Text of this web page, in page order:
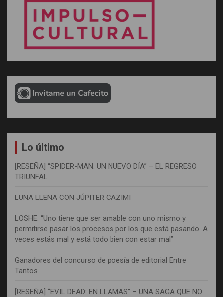
Lo último
[RESEÑA] “SPIDER-MAN: UN NUEVO DÍA” – EL REGRESO
TRIUNFAL
LUNA LLENA CON JÚPITER CAZIMI
LOSHE: “Uno tiene que ser amable con uno mismo y
permitirse pasar los procesos por los que está pasando. A
veces estás mal y está todo bien con estar mal”
Ganadores del concurso de poesía de editorial Entre
Tantos
[RESEÑA] “EVIL DEAD: EN LLAMAS” – UNA SAGA QUE NO